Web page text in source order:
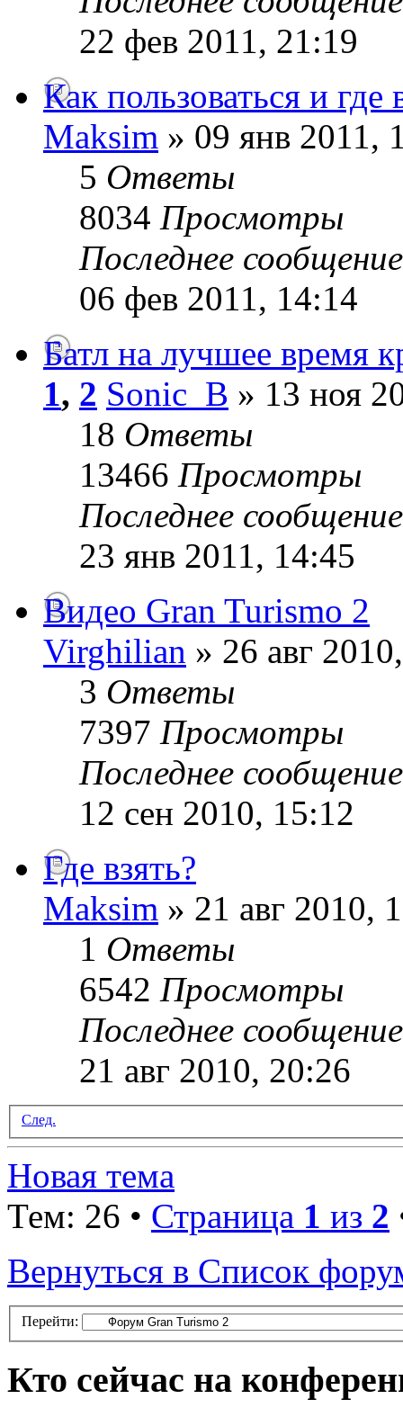
22 фев 2011, 21:19
Как пользоваться и
Maksim » 09 янв 2011,
5 Ответы
8034 Просмотры
Последнее
06 фев 2011, 14:14
Батл на лучшее время
1, 2 Sonic_B » 13 ноя
18 Ответы
13466 Просмотры
Последнее
23 янв 2011, 14:45
Видео Gran Turismo 2
Virghilian » 26 авг
3 Ответы
7397 Просмотры
Последнее
12 сен 2010, 15:12
Где взять?
Maksim » 21 авг 2010,
1 Ответы
6542 Просмотры
Последнее
21 авг 2010, 20:26
След.
Новая тема
Тем: 26 • Страница 1 из 2
Вернуться в Список
Перейти:
Кто сейчас на